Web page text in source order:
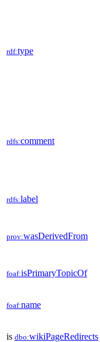
rdf:type
rdfs:comment
rdfs:label
prov:wasDerivedFrom
foaf:isPrimaryTopicOf
foaf:name
is dbo:wikiPageRedirects